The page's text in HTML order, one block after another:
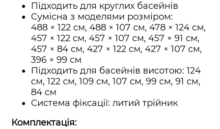
Підходить для круглих басейнів
Сумісна з моделями розміром:
488 × 122 см, 488 × 107 см, 478 × 124 см,
457 × 122 см, 457 × 107 см, 457 × 91 см,
457 × 84 см, 427 × 122 см, 427 × 107 см,
396 × 99 см
Підходить для басейнів висотою: 124
см, 122 см, 109 см, 107 см, 99 см, 91 см,
84 см
Система фіксації: литий трійник
Комплектація: